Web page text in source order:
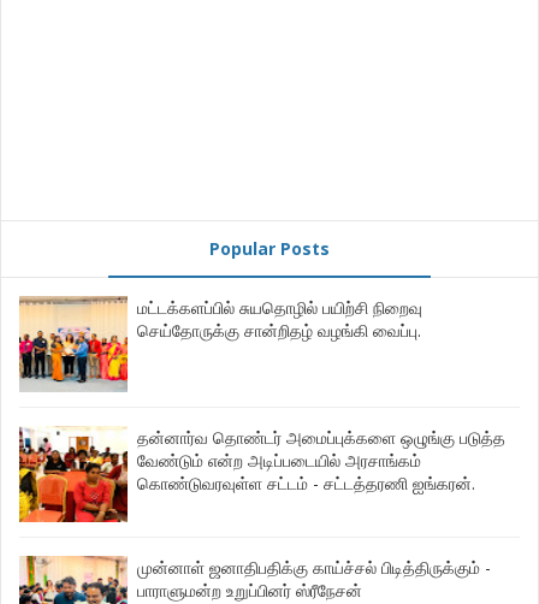
Popular Posts
மட்டக்களப்பில் சுயதொழில் பயிற்சி நிறைவு
செய்தோருக்கு சான்றிதழ் வழங்கி வைப்பு.
தன்னார்வ தொண்டர் அமைப்புக்களை ஒழுங்கு படுத்த
வேண்டும் என்ற அடிப்படையில் அரசாங்கம்
கொண்டுவரவுள்ள சட்டம் - சட்டத்தரணி ஐங்கரன்.
முன்னாள் ஜனாதிபதிக்கு காய்ச்சல் பிடித்திருக்கும் -
பாராளுமன்ற உறுப்பினர் ஸ்ரீநேசன்